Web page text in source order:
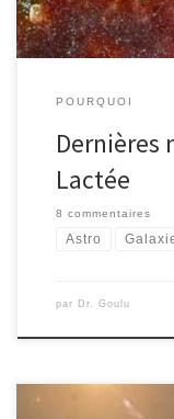
POURQUOI
Dernières
Lactée
8 commentaires
Astro
par Dr. Goulu